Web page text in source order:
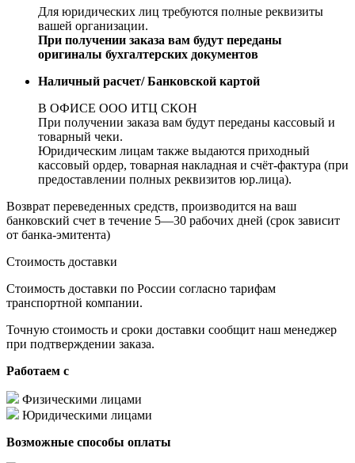
Для юридических лиц требуются полные реквизиты
вашей организации.
При получении заказа вам будут переданы
оригиналы бухгалтерских документов
Наличный расчет/ Банковской картой
В ОФИСЕ ООО ИТЦ СКОН
При получении заказа вам будут переданы кассовый и
товарный чеки.
Юридическим лицам также выдаются приходный
кассовый ордер, товарная накладная и счёт-фактура (при
предоставлении полных реквизитов юр.лица).
Возврат переведенных средств, производится на ваш
банковский счет в течение 5—30 рабочих дней (срок зависит
от банка-эмитента)
Стоимость доставки
Стоимость доставки по России согласно тарифам
транспортной компании.
Точную стоимость и сроки доставки сообщит наш менеджер
при подтверждении заказа.
Работаем с
Физическими лицами
Юридическими лицами
Возможные способы оплаты